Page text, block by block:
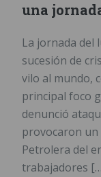
una
La jornada del
sucesión de
vilo al mundo,
principal foco
denunció
provocaron
Petrolera del
trabajadores